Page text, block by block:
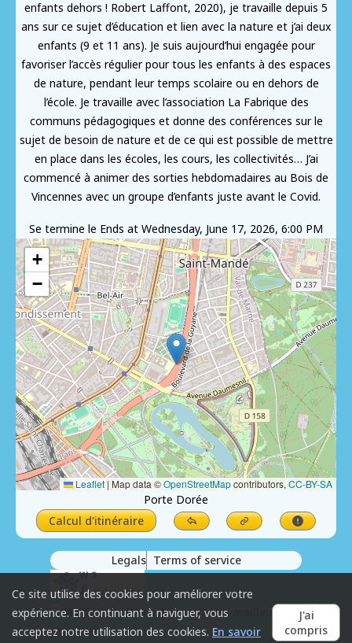
enfants dehors ! Robert Laffont, 2020), je travaille depuis 5
ans sur ce sujet d’éducation et lien avec la nature et j’ai deux
enfants (9 et 11 ans). Je suis aujourd’hui engagée pour
favoriser l’accès régulier pour tous les enfants à des espaces
de nature, pendant leur temps scolaire ou en dehors de
l’école. Je travaille avec l’association La Fabrique des
communs pédagogiques et donne des conférences sur le
sujet de besoin de nature et de ce qui est possible de mettre
en place dans les écoles, les cours, les collectivités… J’ai
commencé à animer des sorties hebdomadaires au Bois de
Vincennes avec un groupe d’enfants juste avant le Covid.
Se termine le Ends at Wednesday, June 17, 2026, 6:00 PM
+
−
Leaflet|Map data ©OpenStreetMapcontributors,CC-BY-SA
Porte Dorée
Calcul d'itinéraire
Legals Terms of service
Ce site utilise des cookies pour améliorer votre
expérience. En continuant à naviguer, vous
acceptez notre utilisation des cookies. En savoir
J'ai
compris